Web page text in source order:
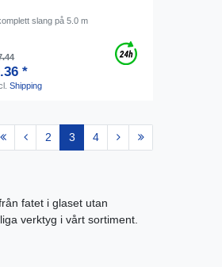
slang på 5.0 m
*
Shipping
2 3 4
fatet i glaset utan
verktyg i vårt sortiment.